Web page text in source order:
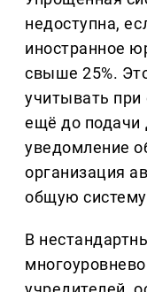
недоступна,
иностранное
свыше 25%.
учитывать при
ещё до подачи
уведомление
организация
общую
В